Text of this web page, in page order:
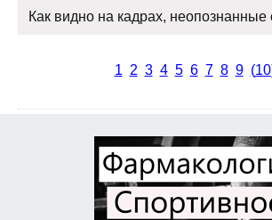
Как видно на кадрах, неопознанные
1 2 3 4 5 6 7 8 9 (10